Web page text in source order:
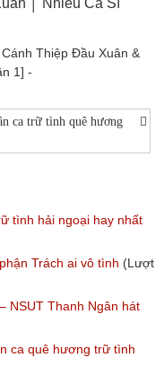
│ Nhiều Ca Sĩ
Thiệp Đầu Xuân &
1] -
ca trữ tình quê hương
tình hải ngoại hay nhất
Trách ai vô tình (Lượt
NSUT Thanh Ngân hát
ca quê hương trữ tình